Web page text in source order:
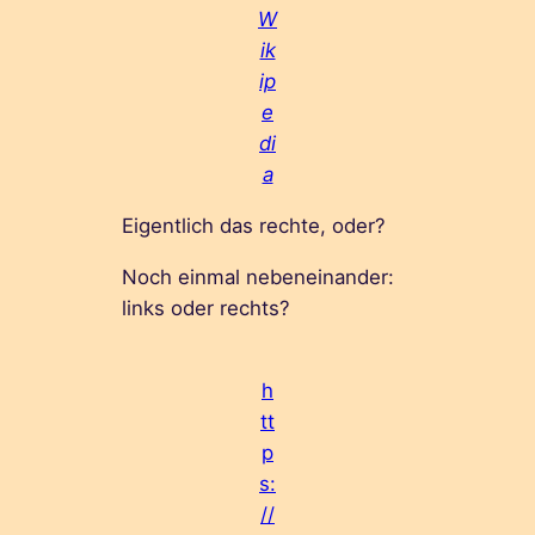
W
ik
ip
e
di
a
Eigentlich das rechte, oder?
Noch einmal nebeneinander:
links oder rechts?
h
tt
p
s:
//